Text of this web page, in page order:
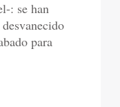
: se han
para